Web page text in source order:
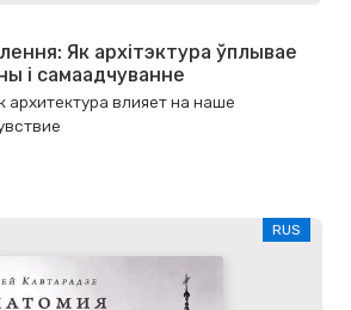
Як архітэктура ўплывае
і самаадчуванне
архитектура влияет на наше
RUS